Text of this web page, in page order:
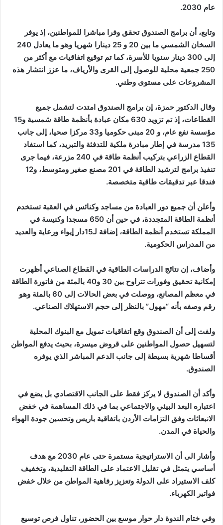
عام 2030.
وتابع، أن برامج الصندوق تحقق وفرا مباشرا للمواطنين، إذ يوفر
السخان الشمسي ما بين 20 و 25 دينارا شهريا وهو ما يعادل 240
إلى 300 دينار سنويا للأسرة، كما تم توقيع اتفاقيات مع أكثر من
250 جمعية محلية للوصول إلى القرى والأرياف، ما عزز انتشار هذه
المشروعات على مستوى وطني.
وقال الدكتور حمزة، إن برامج الصندوق امتدت لتشمل جميع
القطاعات، إذ تم تزويد 630 مكان عبادة بأنظمة طاقة شمسية و15
مؤسسة نفع عام، و 20 مبنى حكوميا و33 مركزا صحيا، إلى جانب
135 مدرسة في إطار مبادرة ملكية للتدفئة والتبريد، كما استفاد
القطاع الزراعي بتركيب أنظمة طاقة في 240 مزرعة، فيما جرى
تنفيذ برامج لترشيد الطاقة في 201 مصنع صغير ومتوسط، و12
فندقا عبر تدقيقات طاقية متخصصة.
وأعلن أن جميع دور العبادة من مساجد وكنائس في العقبة تستخدم
أنظمة الطاقة المتجددة، في حين أن 650 مسجدا وكنيسة في
المملكة تستخدم أنظمة الطاقة، إضافة لـ15دار إيواء ورعاية والعديد
من المدراس الحكومية.
وأضاف، إن نتائج الدراسات الطاقية في القطاع الصناعي أظهرت
إمكانية تحقيق وفورات تتراوح بين 30 و40 بالمئة من فاتورة الطاقة
في معظم المصانع، ووصلت في بعض الحالات إلى 60 بالمئة وهو
رقم وصفه بأنه “مهول” بالنظر إلى حجم الاستهلاك الصناعي.
ولفت إلى أن الصندوق وقع اتفاقيات تمويل مع البنوك المحلية
لتسهيل حصول المواطنين على قروض ميسرة، بحيث يدفع المواطن
أقساطا شهرية بسيطة إلى جانب الدعم المباشر الذي يوفره
الصندوق.
وأكد أن الصندوق لا يركز فقط على الجانب الاقتصادي بل يضع في
اعتباره البعد البيئي والاجتماعي بما في ذلك المساهمة في خفض
الانبعاثات وفق التزامات الأردن باتفاقية باريس وتحسين جودة الهواء
والحياة في المدن.
وأشار الى أن الاستراتيجية مستمرة حتى عام 2030 مع هدف
أساسي يتمثل في تقليل الاعتماد على الطاقة التقليدية، وتخفيف
كلف الاستيراد على الدولة وتعزيز رفاهية المواطن من خلال خفض
فواتير الكهرباء.
وفي ختام الندوة دار حوار موسع بين الحضور، تناول فرص توسيع